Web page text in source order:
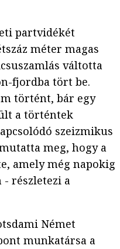
partvidékét
méter magas
váltotta
fjordba tört be.
történt, bár egy
a történtek
szeizmikus
meg, hogy a
amely még napokig
- részletezi a
Német
munkatársa a